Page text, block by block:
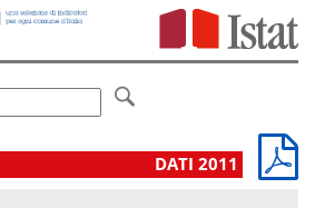
DATI 2011